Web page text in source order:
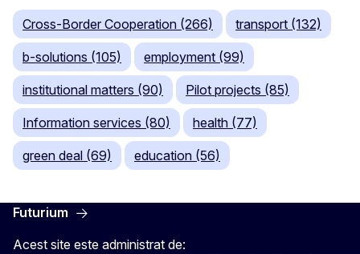
Cross-Border Cooperation (266) transport (132)
b-solutions (105) employment (99)
institutional matters (90) Pilot projects (85)
Information services (80) health (77)
green deal (69) education (56)
Futurium
Acest site este administrat de: